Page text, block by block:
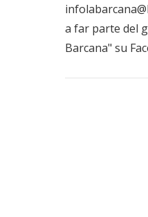
a far parte del
Barcana" su